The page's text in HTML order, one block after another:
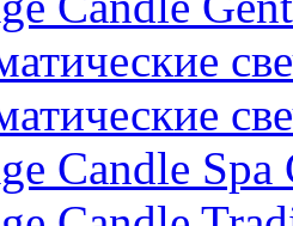
Candle Spa